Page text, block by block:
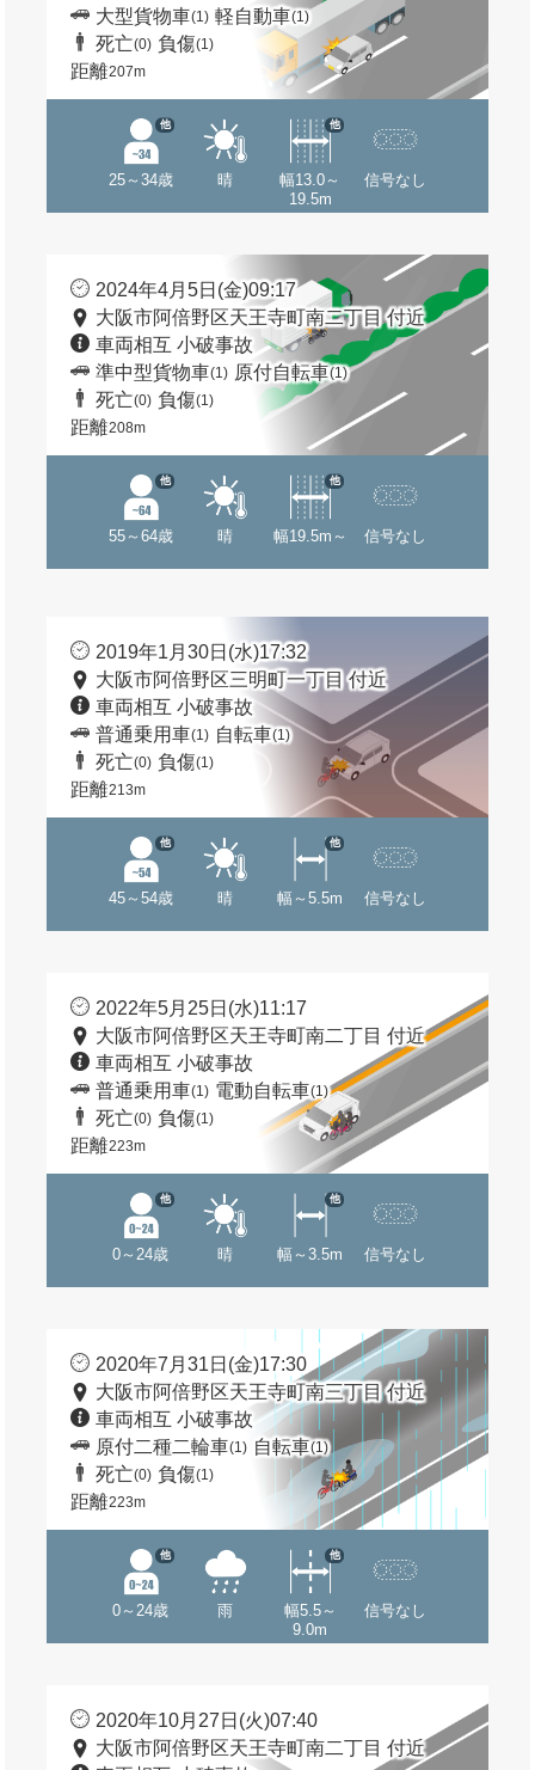
大型貨物車(1) 軽自動車(1)
死亡(0) 負傷(1)
距離207m
25～34歳
他
晴
幅13.0～
19.5m
他
信号なし
2024年4月5日(金)09:17
大阪市阿倍野区天王寺町南二丁目 付近
車両相互 小破事故
準中型貨物車(1) 原付自転車(1)
死亡(0) 負傷(1)
距離208m
55～64歳
他
晴 幅19.5m～
他
信号なし
2019年1月30日(水)17:32
大阪市阿倍野区三明町一丁目 付近
車両相互 小破事故
普通乗用車(1) 自転車(1)
死亡(0) 負傷(1)
距離213m
45～54歳
他
晴 幅～5.5m
他
信号なし
2022年5月25日(水)11:17
大阪市阿倍野区天王寺町南二丁目 付近
車両相互 小破事故
普通乗用車(1) 電動自転車(1)
死亡(0) 負傷(1)
距離223m
0～24歳
他
晴 幅～3.5m
他
信号なし
2020年7月31日(金)17:30
大阪市阿倍野区天王寺町南三丁目 付近
車両相互 小破事故
原付二種二輪車(1) 自転車(1)
死亡(0) 負傷(1)
距離223m
0～24歳
他
雨
幅5.5～
9.0m
他
信号なし
2020年10月27日(火)07:40
大阪市阿倍野区天王寺町南二丁目 付近